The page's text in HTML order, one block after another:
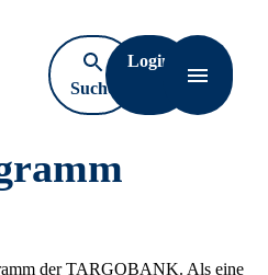
Suche
öffnen
Login
der TARGOBANK. Als eine